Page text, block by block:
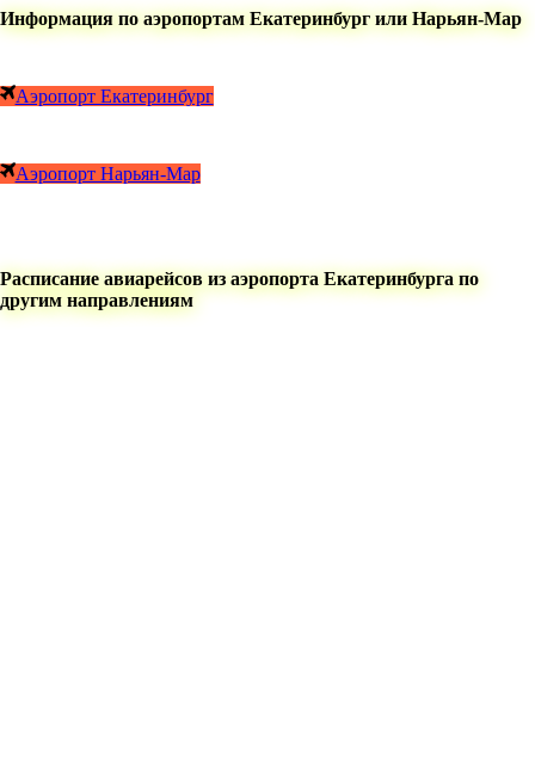
Информация по аэропортам Екатеринбург или Нарьян-Мар
Аэропорт Екатеринбург
Аэропорт Нарьян-Мар
Расписание авиарейсов из аэропорта Екатеринбурга по
другим направлениям